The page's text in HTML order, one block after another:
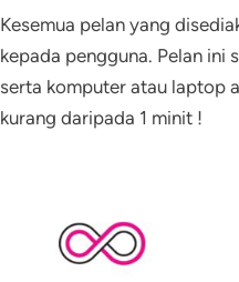
Kesemua pelan yang
kepada pengguna. Pelan ini
serta komputer atau laptop
kurang daripada 1 minit !